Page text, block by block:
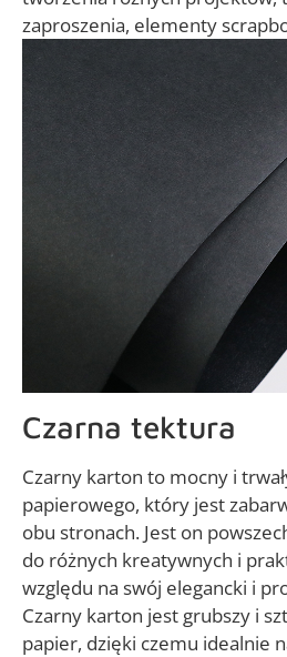
zaproszenia, elementy
Czarna tektura
Czarny karton to mocny i
papierowego, który jest
obu stronach. Jest on
do różnych kreatywnych i
względu na swój elegancki i
Czarny karton jest grubszy i
papier, dzięki czemu idealnie